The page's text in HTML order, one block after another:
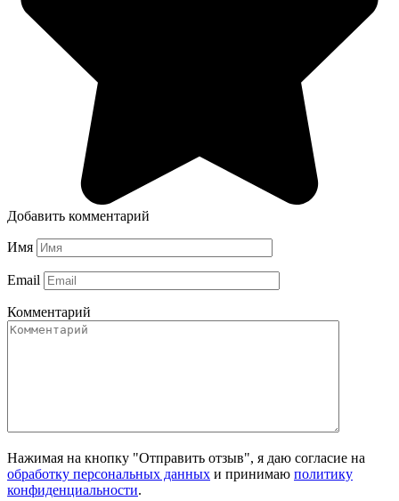
Добавить комментарий
Имя
Email
Комментарий
Нажимая на кнопку "Отправить отзыв", я даю согласие на
обработку персональных данных и принимаю политику
конфиденциальности.